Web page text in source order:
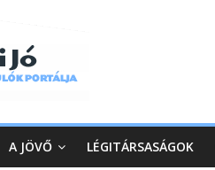
A JÖVŐ LÉGITÁRSASÁGOK